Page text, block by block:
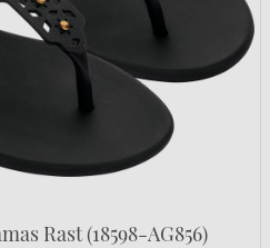
Rast (18598-AG856)